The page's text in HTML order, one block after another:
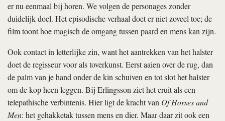
er nu eenmaal bij horen. We volgen de personages zonder
duidelijk doel. Het episodische verhaal doet er niet zoveel toe; de
film toont hoe magisch de omgang tussen paard en mens kan zijn.
Ook contact in letterlijke zin, want het aantrekken van het halster
doet de regisseur voor als toverkunst. Eerst aaien over de rug, dan
de palm van je hand onder de kin schuiven en tot slot het halster
om de kop heen leggen. Bij Erlingsson ziet het eruit als een
telepathische verbintenis. Hier ligt de kracht van Of Horses and
Men: het gehakketak tussen mens en dier. Maar daar zit ook een